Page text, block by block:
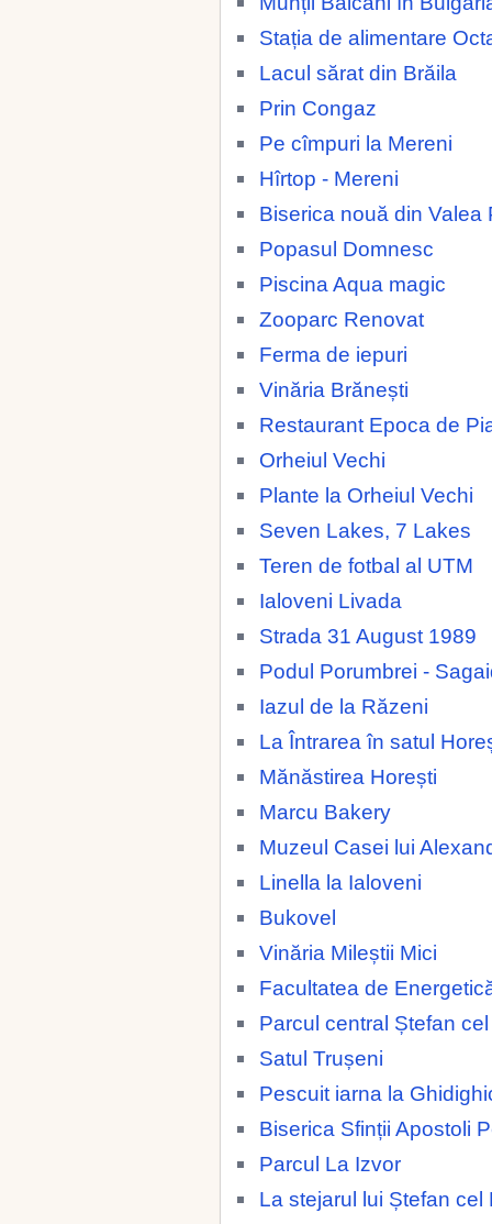
Stația de alimentare
Lacul sărat din Brăila
Prin Congaz
Pe cîmpuri la Mereni
Hîrtop - Mereni
Biserica nouă din Valea
Popasul Domnesc
Piscina Aqua magic
Zooparc Renovat
Ferma de iepuri
Vinăria Brănești
Restaurant Epoca de
Orheiul Vechi
Plante la Orheiul Vechi
Seven Lakes, 7 Lakes
Teren de fotbal al UTM
Ialoveni Livada
Strada 31 August 1989
Podul Porumbrei -
Iazul de la Răzeni
La Întrarea în satul
Mănăstirea Horești
Marcu Bakery
Muzeul Casei lui
Linella la Ialoveni
Bukovel
Vinăria Mileștii Mici
Facultatea de
Parcul central Ștefan
Satul Trușeni
Pescuit iarna la
Biserica Sfinții Apostoli
Parcul La Izvor
La stejarul lui Ștefan cel